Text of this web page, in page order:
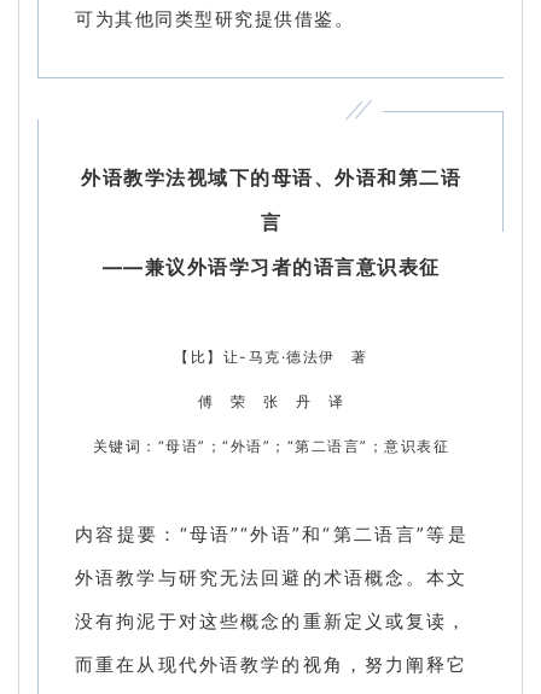
可为其他同类型研究提供借鉴。
外语教学法视域下的母语、外语和第二语
言
——兼议外语学习者的语言意识表征
【比】让-马克·德法伊 著
傅 荣 张 丹 译
关键词：“母语”；“外语”；“第二语言”；意识表征
内容提要：“母语”“外语”和“第二语言”等是
外语教学与研究无法回避的术语概念。本文
没有拘泥于对这些概念的重新定义或复读，
而重在从现代外语教学的视角，努力阐释它